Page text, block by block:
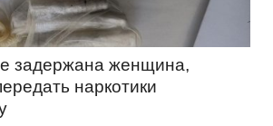
задержана женщина,
наркотики